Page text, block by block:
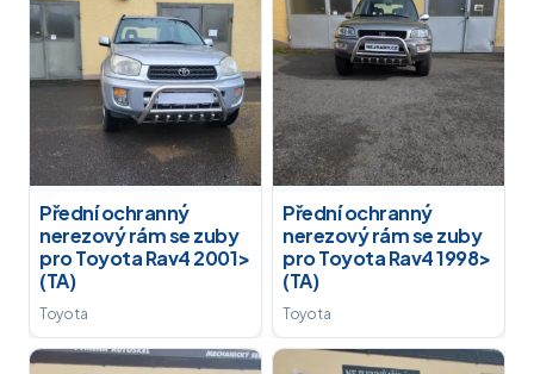
Přední ochranný
nerezový rám se zuby
pro Toyota Rav4 2001>
(TA)
Toyota
Přední ochranný
nerezový rám se zuby
pro Toyota Rav4 1998>
(TA)
Toyota